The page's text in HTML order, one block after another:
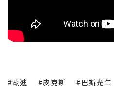
#胡迪 #皮克斯 #巴斯光年